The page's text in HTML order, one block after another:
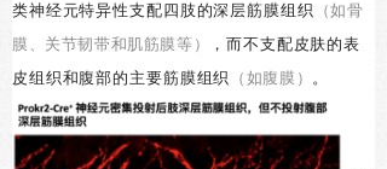
类神经元特异性支配四肢的深层筋膜组织
（如骨
膜、关节韧带和肌筋膜等）
，而不支配皮肤的表
皮组织和腹部的主要筋膜组织
（如腹膜） 。